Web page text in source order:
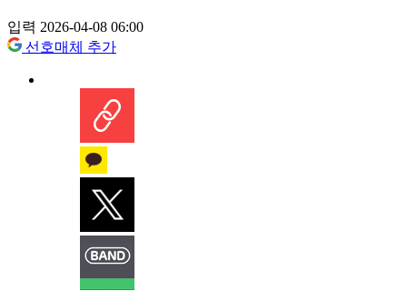
입력 2026-04-08 06:00
선호매체 추가